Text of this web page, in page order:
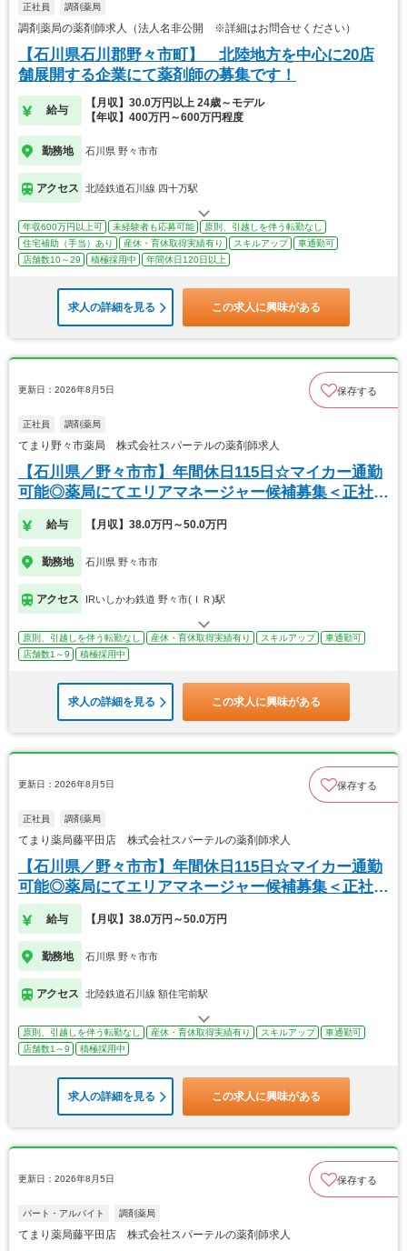
正社員 調剤薬局
調剤薬局の薬剤師求人（法人名非公開 ※詳細はお問合せください）
【石川県石川郡野々市町】 北陸地方を中心に20店
舗展開する企業にて薬剤師の募集です！
給与
【月収】30.0万円以上 24歳～モデル
【年収】400万円～600万円程度
勤務地 石川県 野々市市
アクセス 北陸鉄道石川線 四十万駅
年収600万円以上可 未経験者も応募可能
原則、引越しを伴う転勤なし
住宅補助（手当）あり
産休・育休取得実績有り スキルアップ
車通勤可
店舗数10～29
積極採用中 年間休日120日以上
求人の詳細を見る この求人に興味がある
更新日：2026年8月5日 保存する
正社員 調剤薬局
てまり野々市薬局 株式会社スパーテルの薬剤師求人
【石川県／野々市市】年間休日115日☆マイカー通勤
可能◎薬局にてエリアマネージャー候補募集＜正社員
＞
給与 【月収】38.0万円～50.0万円
勤務地 石川県 野々市市
アクセス IRいしかわ鉄道 野々市(ＩＲ)駅
原則、引越しを伴う転勤なし 産休・育休取得実績有り スキルアップ
車通勤可
店舗数1～9
積極採用中
求人の詳細を見る この求人に興味がある
更新日：2026年8月5日 保存する
正社員 調剤薬局
てまり薬局藤平田店 株式会社スパーテルの薬剤師求人
【石川県／野々市市】年間休日115日☆マイカー通勤
可能◎薬局にてエリアマネージャー候補募集＜正社員
＞
給与 【月収】38.0万円～50.0万円
勤務地 石川県 野々市市
アクセス 北陸鉄道石川線 額住宅前駅
原則、引越しを伴う転勤なし 産休・育休取得実績有り スキルアップ
車通勤可
店舗数1～9
積極採用中
求人の詳細を見る この求人に興味がある
更新日：2026年8月5日 保存する
パート・アルバイト 調剤薬局
てまり薬局藤平田店 株式会社スパーテルの薬剤師求人